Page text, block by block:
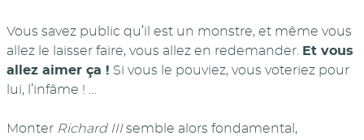
Vous savez public qu’il est un monstre, et même vous
allez le laisser faire, vous allez en redemander.
Et vous
allez aimer ça ! Si vous le pouviez, vous voteriez pour
lui, l’infâme ! …
Monter Richard IIIsemble alors fondamental,